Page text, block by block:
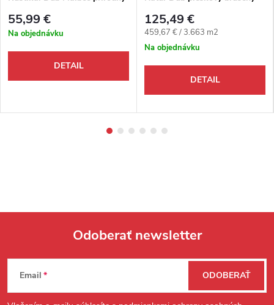
55,99 €
Na objednávku
DETAIL
125,49 €
Jednotková cena:
459,67 € / 3.663 m2
Na objednávku
DETAIL
Zápätie
Odoberať newsletter
Email ODOBERAŤ